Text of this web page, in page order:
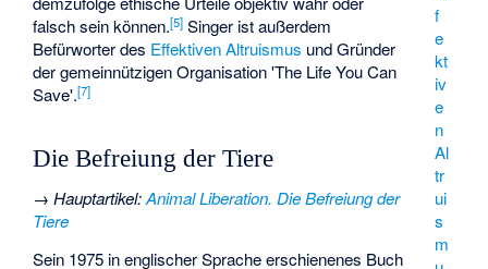
f
e
kt
iv
e
n
Al
tr
ui
s
m
falsch sein können.[5] Singer ist außerdem
Befürworter des Effektiven Altruismus und Gründer
der gemeinnützigen Organisation 'The Life You Can
Save'.[7]
Die Befreiung der Tiere
→Hauptartikel:Animal Liberation. Die Befreiung der
Tiere
Sein 1975 in englischer Sprache erschienenes Buch